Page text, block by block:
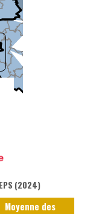
(2024)
Moyenne des